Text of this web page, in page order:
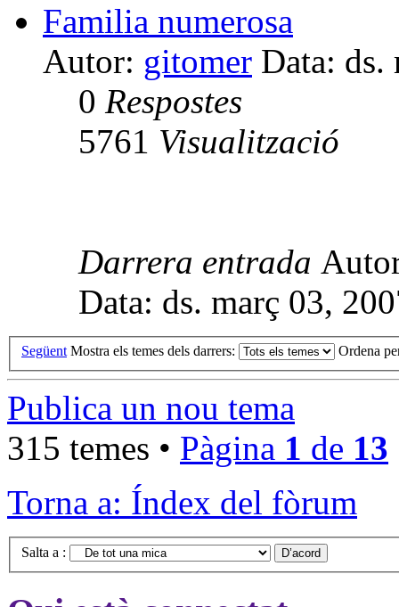
Familia numerosa
Autor: gitomer Data: ds.
0 Respostes
5761 Visualització
Darrera entrada
Data: ds. març 03,
Següent Mostra els temes dels darrers: Ordena
Publica un nou tema
315 temes • Pàgina 1 de 13
Torna a: Índex del fòrum
Salta a :